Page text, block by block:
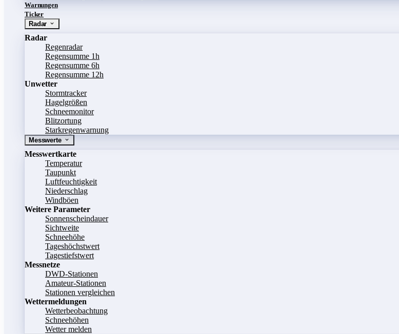
Warnungen
Ticker
Radar
Radar
Regenradar
Regensumme 1h
Regensumme 6h
Regensumme 12h
Unwetter
Stormtracker
Hagelgrößen
Schneemonitor
Blitzortung
Starkregenwarnung
Messwerte
Messwertkarte
Temperatur
Taupunkt
Luftfeuchtigkeit
Niederschlag
Windböen
Weitere Parameter
Sonnenscheindauer
Sichtweite
Schneehöhe
Tageshöchstwert
Tagestiefstwert
Messnetze
DWD-Stationen
Amateur-Stationen
Stationen vergleichen
Wettermeldungen
Wetterbeobachtung
Schneehöhen
Wetter melden